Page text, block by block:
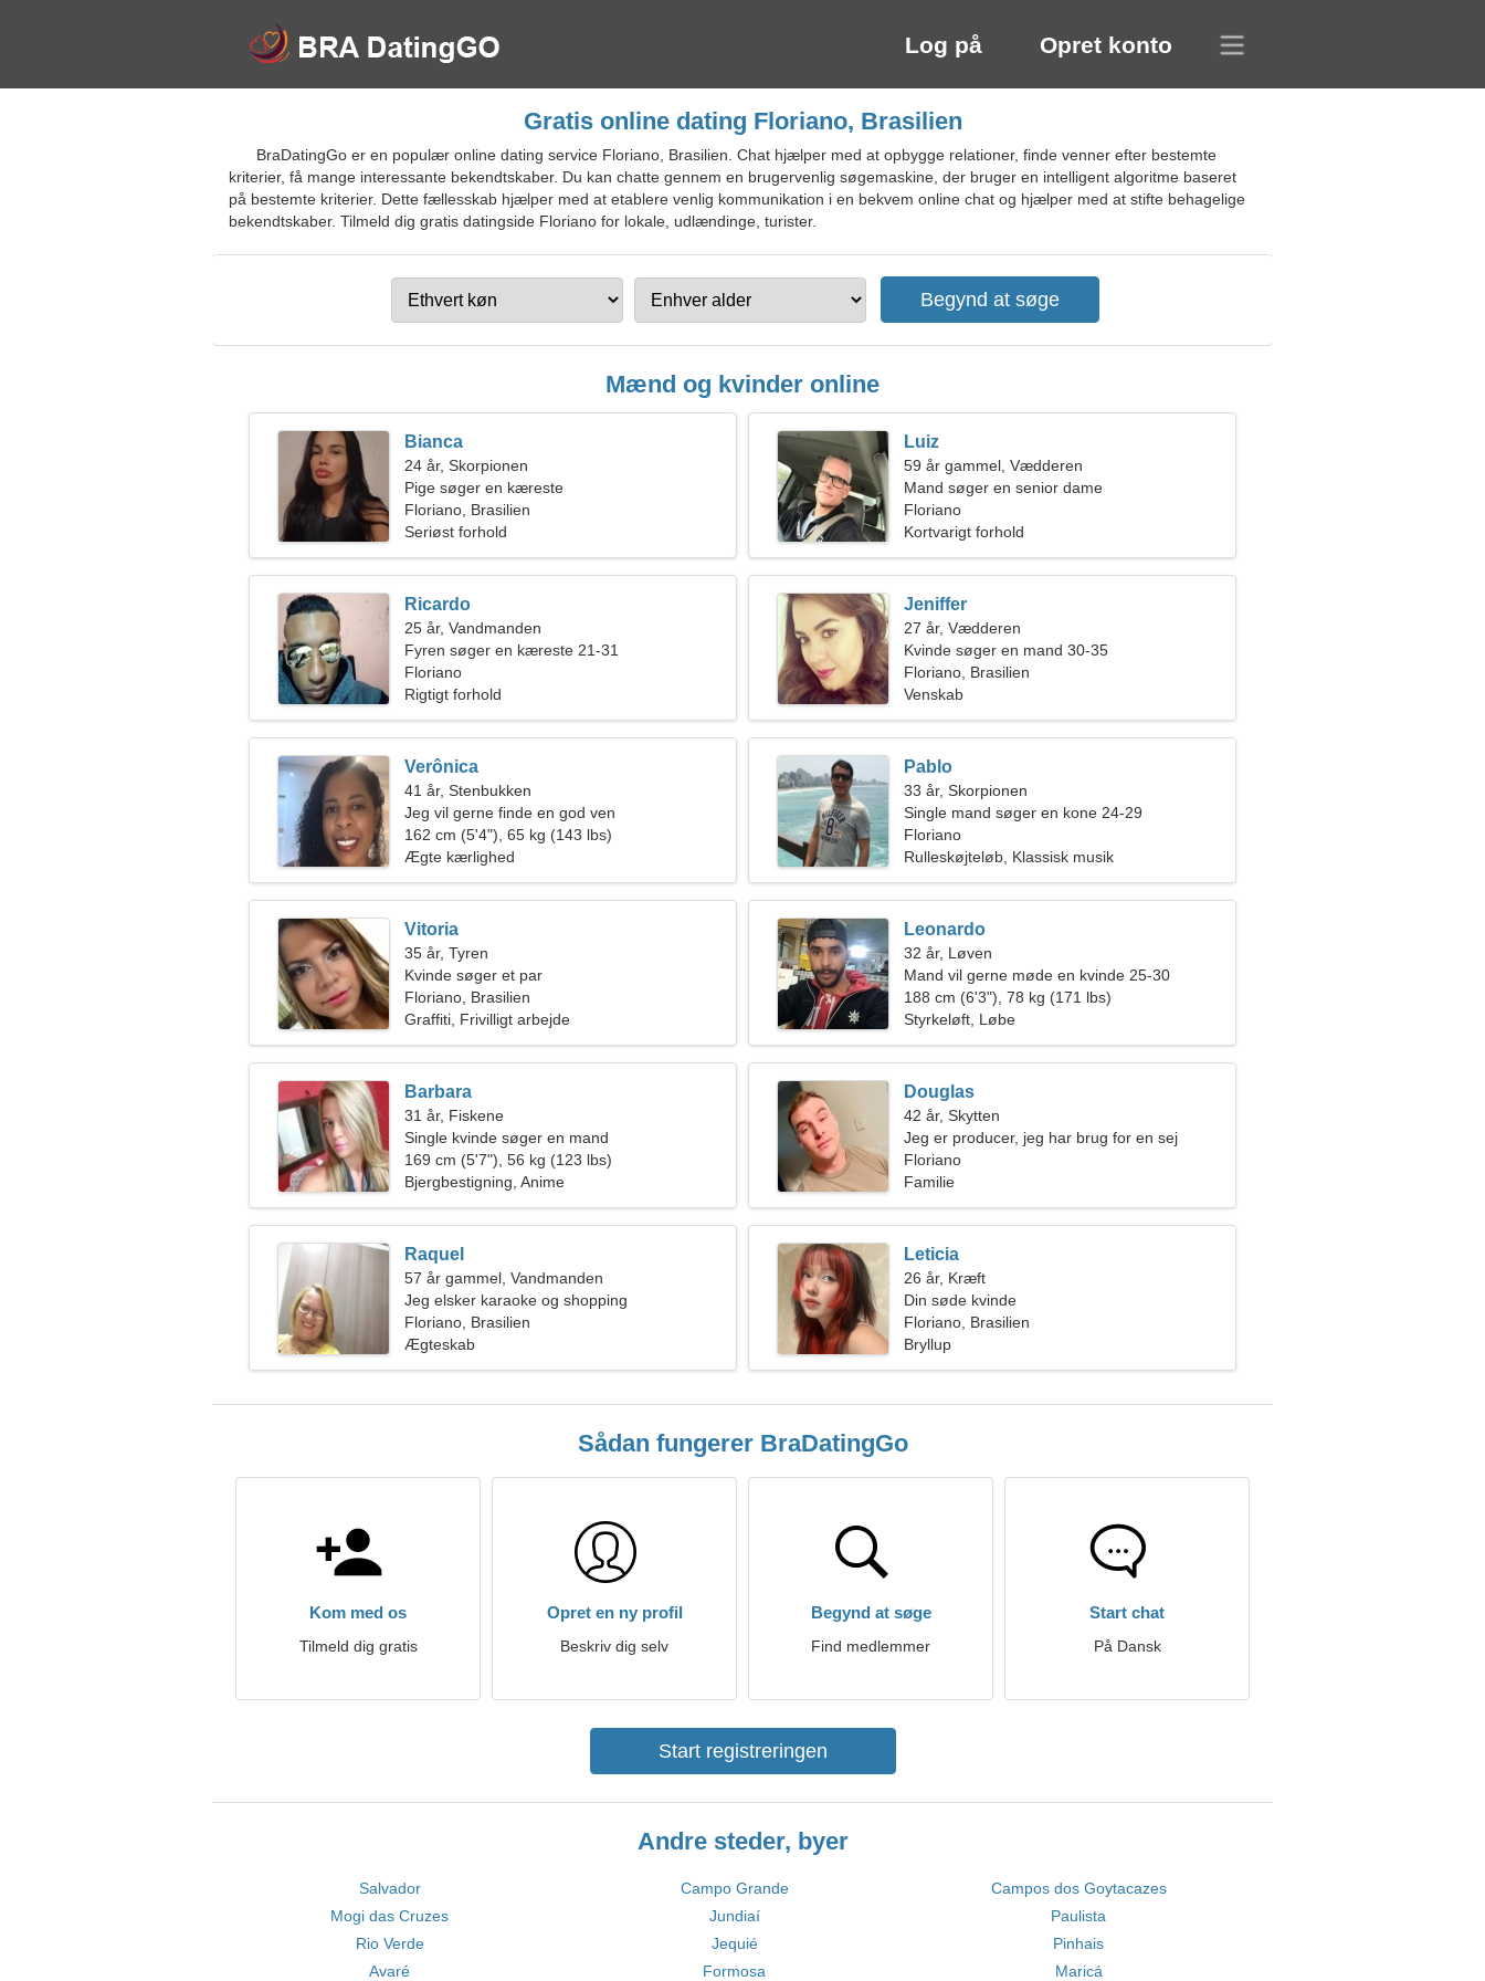
Log på Opret konto
Gratis online dating Floriano, Brasilien
BraDatingGo er en populær online dating service Floriano, Brasilien. Chat hjælper med at opbygge relationer, finde venner efter bestemte
kriterier, få mange interessante bekendtskaber. Du kan chatte gennem en brugervenlig søgemaskine, der bruger en intelligent algoritme baseret
på bestemte kriterier. Dette fællesskab hjælper med at etablere venlig kommunikation i en bekvem online chat og hjælper med at stifte behagelige
bekendtskaber. Tilmeld dig gratis datingside Floriano for lokale, udlændinge, turister.
Mænd og kvinder online
Bianca
24 år, Skorpionen
Pige søger en kæreste
Floriano, Brasilien
Seriøst forhold
Luiz
59 år gammel, Vædderen
Mand søger en senior dame
Floriano
Kortvarigt forhold
Ricardo
25 år, Vandmanden
Fyren søger en kæreste 21-31
Floriano
Rigtigt forhold
Jeniffer
27 år, Vædderen
Kvinde søger en mand 30-35
Floriano, Brasilien
Venskab
Verônica
41 år, Stenbukken
Jeg vil gerne finde en god ven
162 cm (5'4"), 65 kg (143 lbs)
Ægte kærlighed
Pablo
33 år, Skorpionen
Single mand søger en kone 24-29
Floriano
Rulleskøjteløb, Klassisk musik
Vitoria
35 år, Tyren
Kvinde søger et par
Floriano, Brasilien
Graffiti, Frivilligt arbejde
Leonardo
32 år, Løven
Mand vil gerne møde en kvinde 25-30
188 cm (6'3"), 78 kg (171 lbs)
Styrkeløft, Løbe
Barbara
31 år, Fiskene
Single kvinde søger en mand
169 cm (5'7"), 56 kg (123 lbs)
Bjergbestigning, Anime
Douglas
42 år, Skytten
Jeg er producer, jeg har brug for en sej
kvinde
Floriano
Familie
Raquel
57 år gammel, Vandmanden
Jeg elsker karaoke og shopping
Floriano, Brasilien
Ægteskab
Leticia
26 år, Kræft
Din søde kvinde
Floriano, Brasilien
Bryllup
Sådan fungerer BraDatingGo
Kom med os
Tilmeld dig gratis
Opret en ny profil
Beskriv dig selv
Begynd at søge
Find medlemmer
Start chat
På Dansk
Start registreringen
Andre steder, byer
Salvador Campo Grande
Campos dos Goytacazes
Mogi das Cruzes
Jundiaí
Paulista
Rio Verde
Jequié
Pinhais
Avaré
Formosa Maricá